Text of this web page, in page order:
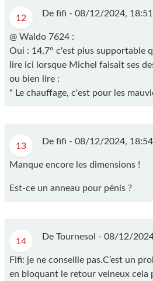
12 De fifi - 08/12/2024, 18:51
@ Waldo 7624 :
Oui : 14,7° c'est plus supportable
lire ici lorsque Michel faisait ses
ou bien lire :
" Le chauffage, c'est pour les
13 De fifi - 08/12/2024, 18:54
Manque encore les dimensions !
Est-ce un anneau pour pénis ?
14 De Tournesol - 08/12/
Fifi: je ne conseille pas.C’est un
en bloquant le retour veineux cela